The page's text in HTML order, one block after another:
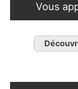
Vous